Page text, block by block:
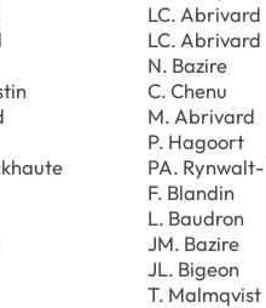
LC. Abrivard
LC. Abrivard
N. Bazire
C. Chenu
M. Abrivard
P. Hagoort
PA.
F. Blandin
L. Baudron
JM. Bazire
JL. Bigeon
T. Malmqvist